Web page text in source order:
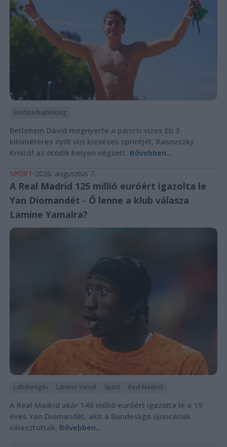
Európa-bajnokság
Betlehem Dávid megnyerte a párizsi vizes Eb 3
kilométeres nyílt vízi kieséses sprintjét, Rasovszky
Kristóf az ötödik helyen végzett. Bővebben...
SPORT 2026. augusztus 7.
A Real Madrid 125 millió euróért igazolta le
Yan Diomandét - Ő lenne a klub válasza
Lamine Yamalra?
Labdarúgás Lamine Yamal Sport Real Madrid
A Real Madrid akár 140 millió euróért igazolta le a 19
éves Yan Diomandét, akit a Bundesliga újoncának
választottak. Bővebben...